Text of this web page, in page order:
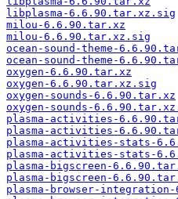
libplasma-6.6.90.tar.xz.sig
milou-6.6.90.tar.xz
milou-6.6.90.tar.xz.sig
ocean-sound-theme-
ocean-sound-theme-
oxygen-6.6.90.tar.xz
oxygen-6.6.90.tar.xz.sig
oxygen-sounds-6.6.90.tar.xz
oxygen-sounds-
plasma-activities-
plasma-activities-
plasma-activities-stats-
plasma-activities-stats-
plasma-bigscreen-
plasma-bigscreen-
plasma-browser-